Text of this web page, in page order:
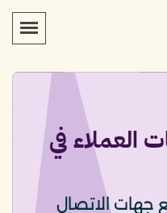
العملاء في
جهات الاتصال